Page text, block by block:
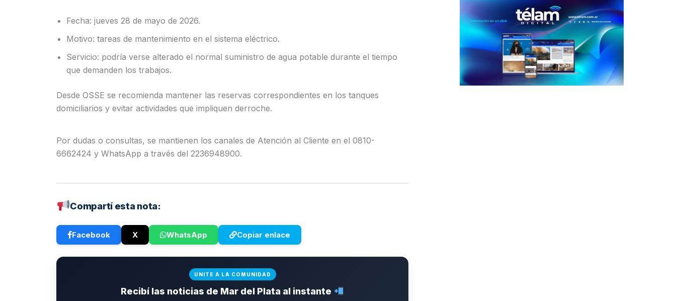
Fecha: jueves 28 de mayo de 2026.
Motivo: tareas de mantenimiento en el sistema eléctrico.
Servicio: podría verse alterado el normal suministro de agua potable durante el tiempo
que demanden los trabajos.
Desde OSSE se recomienda mantener las reservas correspondientes en los tanques
domiciliarios y evitar actividades que impliquen derroche.
Por dudas o consultas, se mantienen los canales de Atención al Cliente en el 0810-
6662424 y WhatsApp a través del 2236948900.
Compartí esta nota:
Facebook X WhatsApp Copiar enlace
UNITE A LA COMUNIDAD
Recibí las noticias de Mar del Plata al instante